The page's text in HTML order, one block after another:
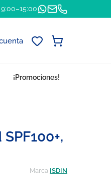
9:00–15:00
¡Promociones!
Marca ISDIN